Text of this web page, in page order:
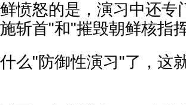
愤怒的是，演习中还专
斩首"和"摧毁朝鲜核指
么"防御性演习"了，这